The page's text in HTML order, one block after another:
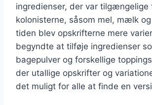
ingredienser, der var tilgængelige
kolonisterne, såsom mel, mælk
tiden blev opskrifterne mere
begyndte at tilføje ingredienser
bagepulver og forskellige
der utallige opskrifter og
det muligt for alle at finde en